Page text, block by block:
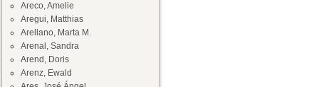
Areco, Amelie
Aregui, Matthias
Arellano, Marta M.
Arenal, Sandra
Arend, Doris
Arenz, Ewald